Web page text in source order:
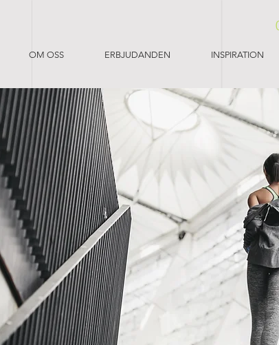
OM OSS ERBJUDANDEN INSPIRATION